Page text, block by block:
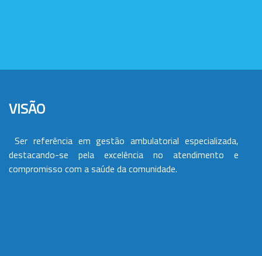
VISÃO
Ser referência em gestão ambulatorial especializada,
destacando-se pela excelência no atendimento e
compromisso com a saúde da comunidade.